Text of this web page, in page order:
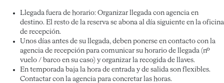
Llegada fuera de horario: Organizar llegada con agencia en
destino. El resto de la reserva se abona al día siguiente en la oficina
de recepción.
Unos días antes de su llegada, deben ponerse en contacto con la
agencia de recepción para comunicar su horario de llegada (nº
vuelo / barco en su caso) y organizar la recogida de llaves.
En temporada baja la hora de entrada y de salida son flexibles.
Contactar con la agencia para concretar las horas.